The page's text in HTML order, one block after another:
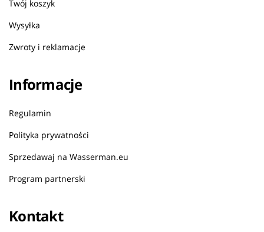
Twój koszyk
Wysyłka
Zwroty i reklamacje
Informacje
Regulamin
Polityka prywatności
Sprzedawaj na Wasserman.eu
Program partnerski
Kontakt